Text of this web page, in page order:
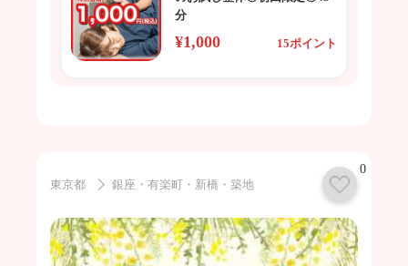
分
¥1,000 15ポイント
0
東京都
銀座・有楽町・新橋・築地